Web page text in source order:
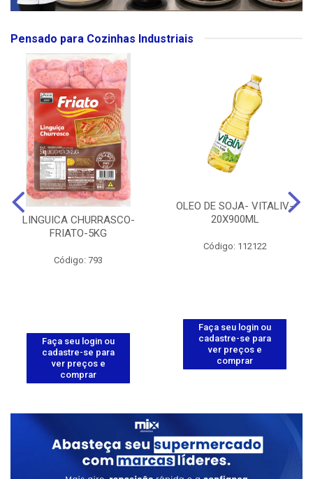
Pensado para Cozinhas Industriais
LINGUICA CHURRASCO-
FRIATO-5KG
Código: 793
Faça seu login ou
cadastre-se para
ver preços e
comprar
OLEO DE SOJA- VITALIV-
20X900ML
Código: 112122
Faça seu login ou
cadastre-se para
ver preços e
comprar